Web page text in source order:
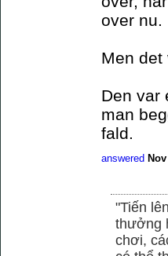
over nu.
Men
Den var
man
fald.
answered Nov
"Tiến
thưởng
chơi,